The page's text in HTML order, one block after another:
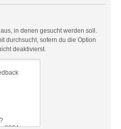
in denen gesucht werden soll.
durchsucht, sofern du die Option
deaktivierst.